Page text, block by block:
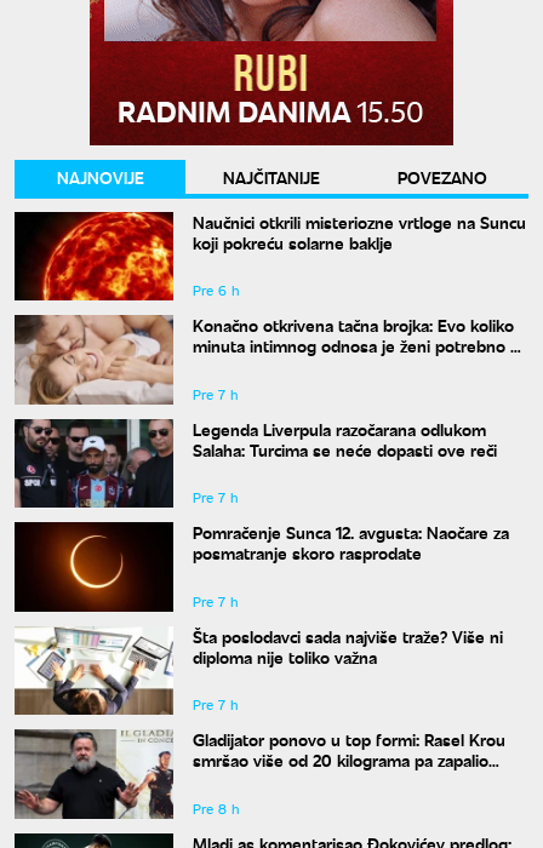
NAJNOVIJE NAJČITANIJE
POVEZANO
Naučnici otkrili misteriozne vrtloge na Suncu
koji pokreću solarne baklje
Pre 6 h
Konačno otkrivena tačna brojka: Evo koliko
minuta intimnog odnosa je ženi potrebno da
Pre 7 h
Legenda Liverpula razočarana odlukom
Salaha: Turcima se neće dopasti ove reči
Pre 7 h
Pomračenje Sunca 12. avgusta: Naočare za
posmatranje skoro rasprodate
Pre 7 h
Šta poslodavci sada najviše traže? Više ni
diploma nije toliko važna
Pre 7 h
Gladijator ponovo u top formi: Rasel Krou
smršao više od 20 kilograma pa zapalio
Pre 8 h
Mladi as komentarisao Đokovićev predlog: